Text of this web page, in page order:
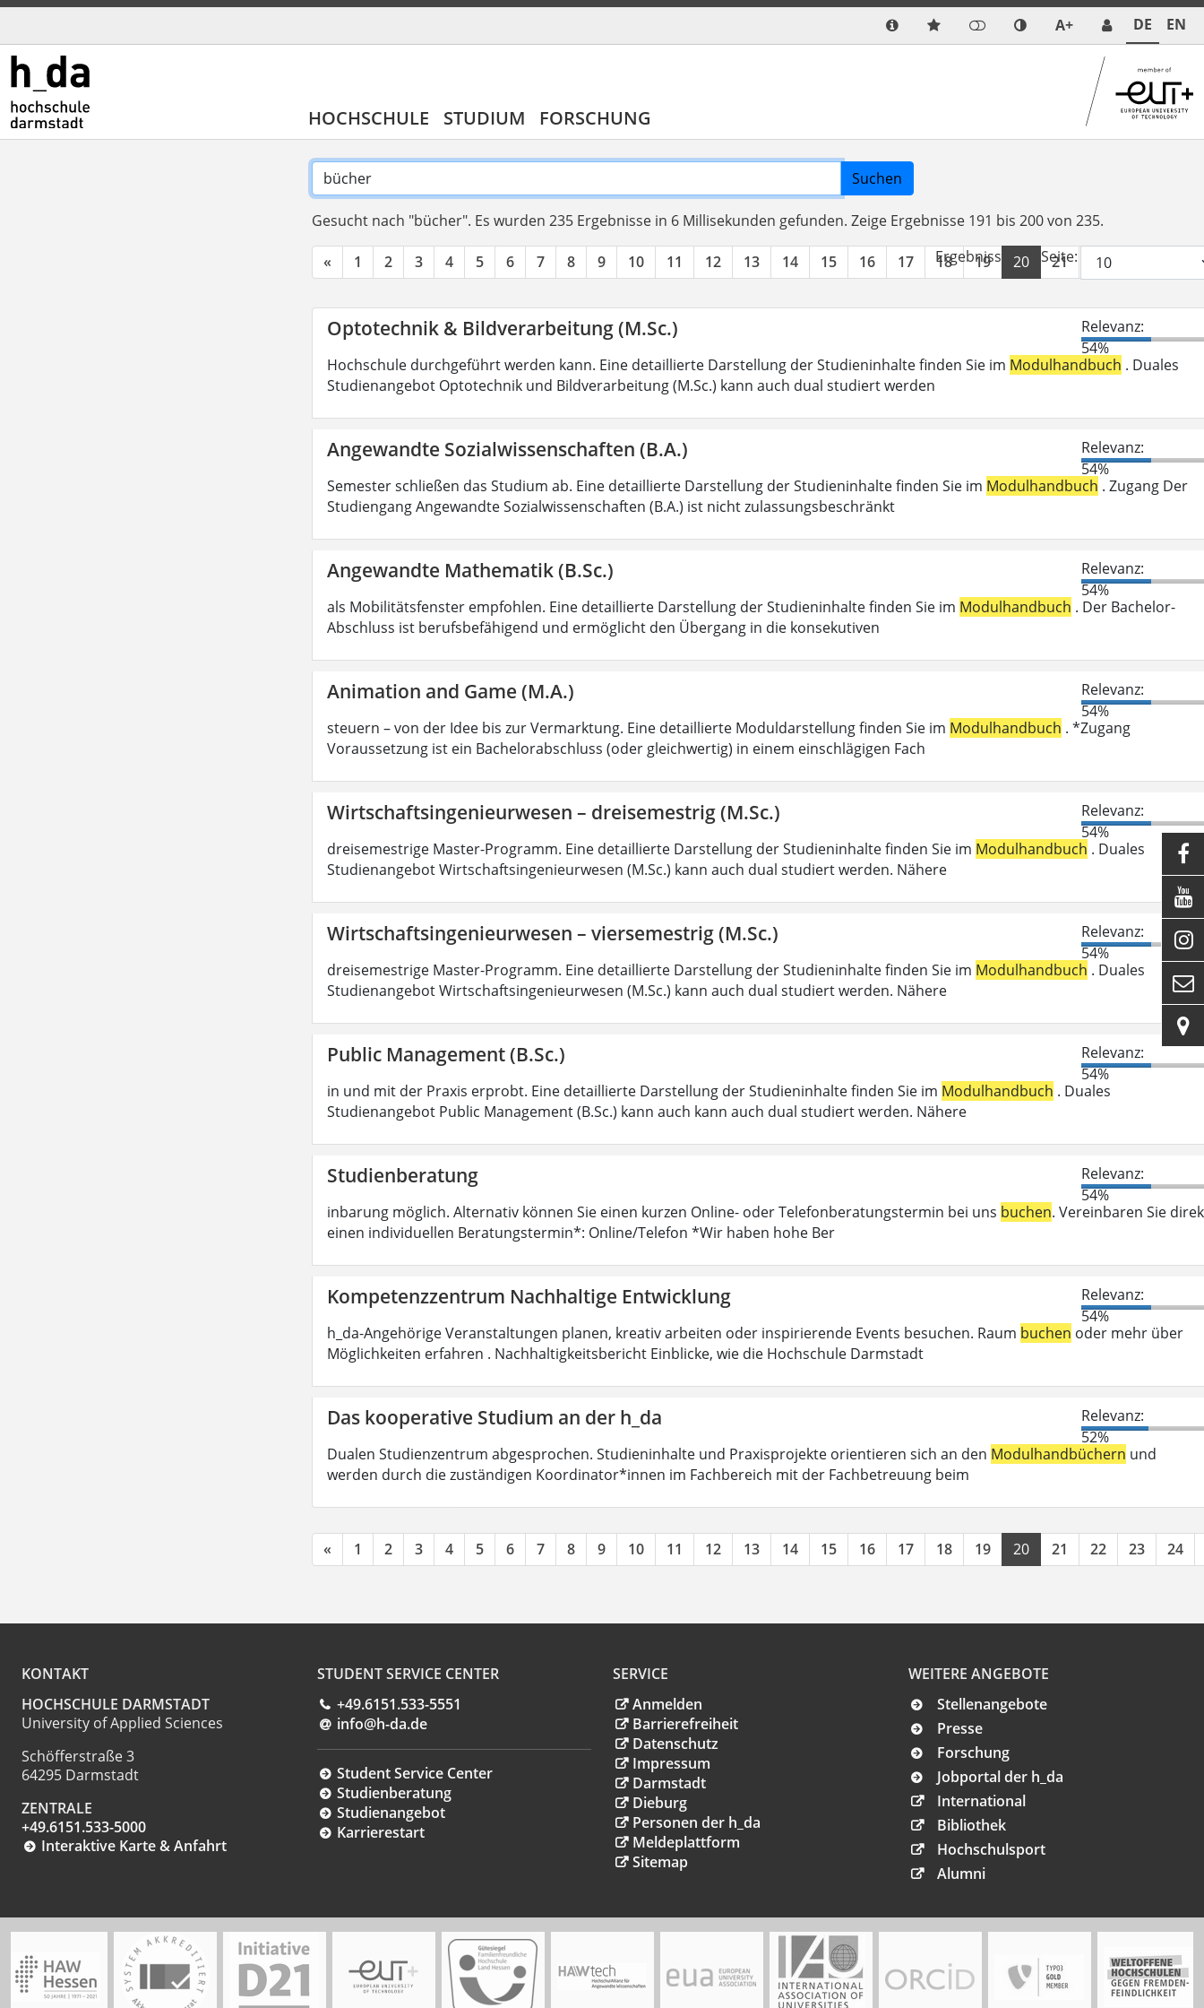
A+ DE EN
HOCHSCHULE STUDIUM FORSCHUNG
Suchen
Gesucht nach "bücher". Es wurden 235 Ergebnisse in 6 Millisekunden gefunden. Zeige Ergebnisse 191 bis 200 von 235.
« 1 2 3 4 5 6 7 8 9 10 11 12 13 14 15 16 17 18 19 20 21 22
Ergebnisse pro Seite:
Optotechnik & Bildverarbeitung (M.Sc.)
Relevanz:
54%
Hochschule durchgeführt werden kann. Eine detaillierte Darstellung der Studieninhalte finden Sie im Modulhandbuch . Duales
Studienangebot Optotechnik und Bildverarbeitung (M.Sc.) kann auch dual studiert werden
Angewandte Sozialwissenschaften (B.A.)
Relevanz:
54%
Semester schließen das Studium ab. Eine detaillierte Darstellung der Studieninhalte finden Sie im Modulhandbuch . Zugang Der
Studiengang Angewandte Sozialwissenschaften (B.A.) ist nicht zulassungsbeschränkt
Angewandte Mathematik (B.Sc.)
Relevanz:
54%
als Mobilitätsfenster empfohlen. Eine detaillierte Darstellung der Studieninhalte finden Sie im Modulhandbuch . Der Bachelor-
Abschluss ist berufsbefähigend und ermöglicht den Übergang in die konsekutiven
Animation and Game (M.A.)
Relevanz:
54%
steuern – von der Idee bis zur Vermarktung. Eine detaillierte Moduldarstellung finden Sie im Modulhandbuch . *Zugang
Voraussetzung ist ein Bachelorabschluss (oder gleichwertig) in einem einschlägigen Fach
Wirtschaftsingenieurwesen – dreisemestrig (M.Sc.)
Relevanz:
54%
dreisemestrige Master-Programm. Eine detaillierte Darstellung der Studieninhalte finden Sie im Modulhandbuch . Duales
Studienangebot Wirtschaftsingenieurwesen (M.Sc.) kann auch dual studiert werden. Nähere
Wirtschaftsingenieurwesen – viersemestrig (M.Sc.)
Relevanz:
54%
dreisemestrige Master-Programm. Eine detaillierte Darstellung der Studieninhalte finden Sie im Modulhandbuch . Duales
Studienangebot Wirtschaftsingenieurwesen (M.Sc.) kann auch dual studiert werden. Nähere
Public Management (B.Sc.)
Relevanz:
54%
in und mit der Praxis erprobt. Eine detaillierte Darstellung der Studieninhalte finden Sie im Modulhandbuch . Duales
Studienangebot Public Management (B.Sc.) kann auch kann auch dual studiert werden. Nähere
Studienberatung
Relevanz:
54%
inbarung möglich. Alternativ können Sie einen kurzen Online- oder Telefonberatungstermin bei uns buchen. Vereinbaren Sie
einen individuellen Beratungstermin*: Online/Telefon *Wir haben hohe Ber
Kompetenzzentrum Nachhaltige Entwicklung
Relevanz:
54%
h_da-Angehörige Veranstaltungen planen, kreativ arbeiten oder inspirierende Events besuchen. Raum buchen oder mehr über
Möglichkeiten erfahren . Nachhaltigkeitsbericht Einblicke, wie die Hochschule Darmstadt
Das kooperative Studium an der h_da
Relevanz:
52%
Dualen Studienzentrum abgesprochen. Studieninhalte und Praxisprojekte orientieren sich an den Modulhandbüchern und
werden durch die zuständigen Koordinator*innen im Fachbereich mit der Fachbetreuung beim
« 1 2 3 4 5 6 7 8 9 10 11 12 13 14 15 16 17 18 19 20 21 22 23 24
KONTAKT
HOCHSCHULE DARMSTADT
University of Applied Sciences
Schöfferstraße 3
64295 Darmstadt
ZENTRALE
+49.6151.533-5000
Interaktive Karte & Anfahrt
STUDENT SERVICE CENTER
+49.6151.533-5551
info@h-da.de
Student Service Center
Studienberatung
Studienangebot
Karrierestart
SERVICE
Anmelden
Barrierefreiheit
Datenschutz
Impressum
Darmstadt
Dieburg
Personen der h_da
Meldeplattform
Sitemap
WEITERE ANGEBOTE
Stellenangebote
Presse
Forschung
Jobportal der h_da
International
Bibliothek
Hochschulsport
Alumni




